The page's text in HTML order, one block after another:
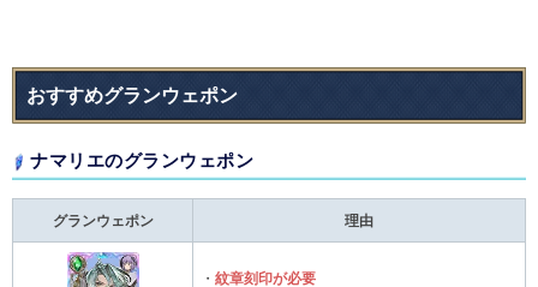
おすすめグランウェポン
ナマリエのグランウェポン
グランウェポン 理由
・ 紋章刻印が必要